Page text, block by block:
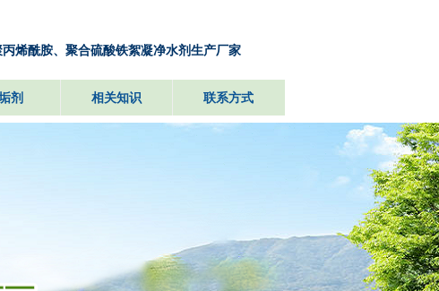
剂 相关知识 联系方式
烯酰胺、聚合硫酸铁絮凝净水剂生产厂家